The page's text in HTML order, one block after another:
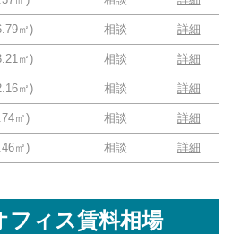
㎡) 相談 詳細
㎡) 相談 詳細
㎡) 相談 詳細
㎡) 相談 詳細
㎡) 相談 詳細
フィス賃料相場